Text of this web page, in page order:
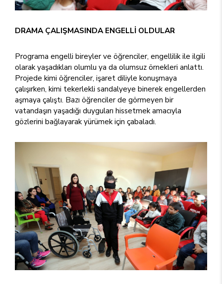
DRAMA ÇALIŞMASINDAENGELLİ OLDULAR
Programa engelli bireyler ve öğrenciler, engellilik ile ilgili
olarak yaşadıkları olumlu ya da olumsuz örnekleri anlattı.
Projede kimi öğrenciler, işaret diliyle konuşmaya
çalışırken, kimi tekerlekli sandalyeye binerek engellerden
aşmaya çalıştı. Bazı öğrenciler de görmeyen bir
vatandaşın yaşadığı duyguları hissetmek amacıyla
gözlerini bağlayarak yürümek için çabaladı.